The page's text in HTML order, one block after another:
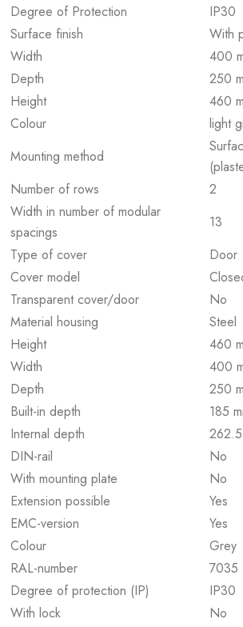
Degree of Protection
IP30
Surface finish
With
Width
400
Depth
250
Height
460
Colour
light
Mounting method
Number of rows
2
Width in number of modular
spacings
13
Type of cover
Door
Cover model
Transparent cover/door
No
Material housing
Steel
Height
460
Width
400
Depth
250
Built-in depth
185
Internal depth
DIN-rail
No
With mounting plate
No
Extension possible
Yes
EMC-version
Yes
Colour
Grey
RAL-number
7035
Degree of protection (IP)
IP30
With lock
No